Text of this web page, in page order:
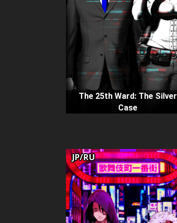
The 25th Ward: The Silver
Case
JP/RU